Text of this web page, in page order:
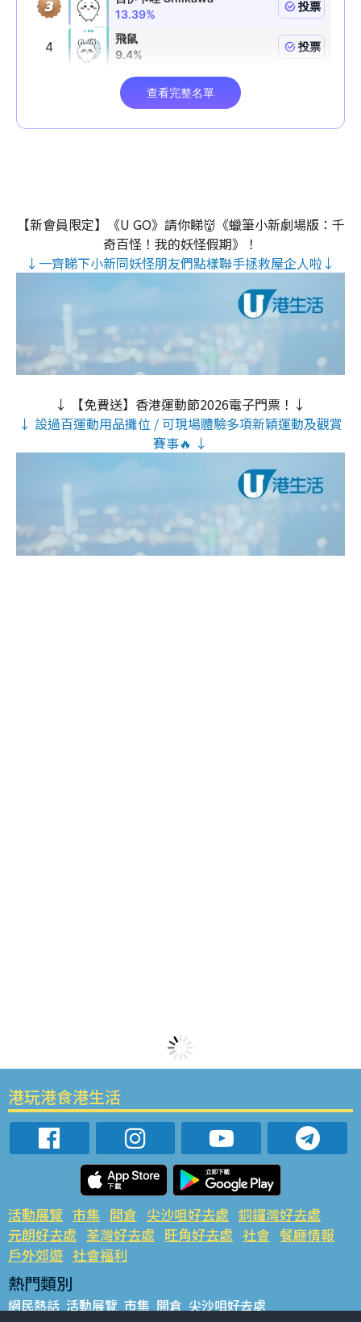
【新會員限定】《U GO》請你睇👹《蠟筆小新劇場版：千
奇百怪！我的妖怪假期》！
↓一齊睇下小新同妖怪朋友們點樣聯手拯救屋企人啦↓
↓ 【免費送】香港運動節2026電子門票！↓
↓ 設過百運動用品攤位 / 可現場體驗多項新穎運動及觀賞
賽事🔥 ↓
港玩港食港生活
活動展覽 市集 開倉 尖沙咀好去處 銅鑼灣好去處
元朗好去處 荃灣好去處 旺角好去處 社會 餐廳情報
戶外郊遊 社會福利
熱門類別
網民熱話 活動展覽 市集 開倉 尖沙咀好去處